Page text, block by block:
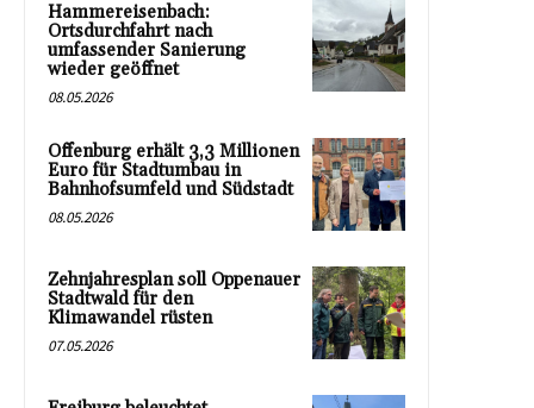
Hammereisenbach:
Ortsdurchfahrt nach
umfassender Sanierung
wieder geöffnet
08.05.2026
Offenburg erhält 3,3 Millionen
Euro für Stadtumbau in
Bahnhofsumfeld und Südstadt
08.05.2026
Zehnjahresplan soll Oppenauer
Stadtwald für den
Klimawandel rüsten
07.05.2026